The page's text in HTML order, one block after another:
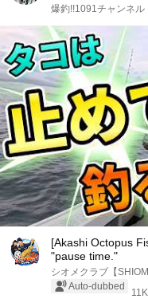
爆釣!!1091チャンネル
[Akashi Octopus
"pause time."
シオメクラブ【
Auto-dubbed